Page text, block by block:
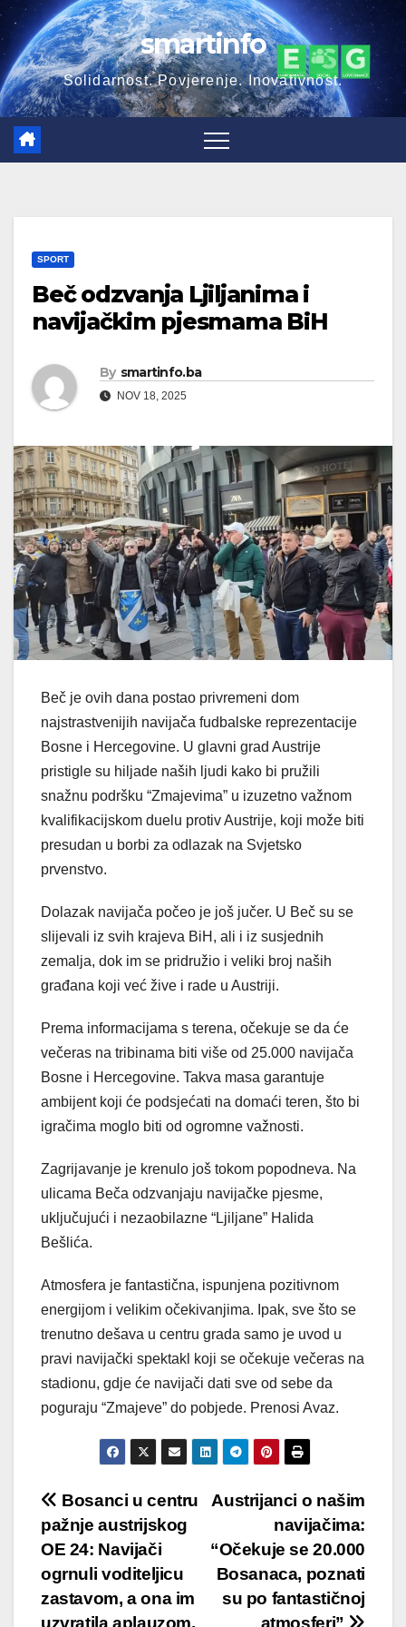
Skip
to
content
smartinfo
Solidarnost. Povjerenje. Inovativnost.
SPORT
Beč odzvanja Ljiljanima i
navijačkim pjesmama BiH
By smartinfo.ba
NOV 18, 2025
Beč je ovih dana postao privremeni dom
najstrastvenijih navijača fudbalske reprezentacije
Bosne i Hercegovine. U glavni grad Austrije
pristigle su hiljade naših ljudi kako bi pružili
snažnu podršku “Zmajevima” u izuzetno važnom
kvalifikacijskom duelu protiv Austrije, koji može biti
presudan u borbi za odlazak na Svjetsko
prvenstvo.
Dolazak navijača počeo je još jučer. U Beč su se
slijevali iz svih krajeva BiH, ali i iz susjednih
zemalja, dok im se pridružio i veliki broj naših
građana koji već žive i rade u Austriji.
Prema informacijama s terena, očekuje se da će
večeras na tribinama biti više od 25.000 navijača
Bosne i Hercegovine. Takva masa garantuje
ambijent koji će podsjećati na domaći teren, što bi
igračima moglo biti od ogromne važnosti.
Zagrijavanje je krenulo još tokom popodneva. Na
ulicama Beča odzvanjaju navijačke pjesme,
uključujući i nezaobilazne “Ljiljane” Halida
Bešlića.
Atmosfera je fantastična, ispunjena pozitivnom
energijom i velikim očekivanjima. Ipak, sve što se
trenutno dešava u centru grada samo je uvod u
pravi navijački spektakl koji se očekuje večeras na
stadionu, gdje će navijači dati sve od sebe da
poguraju “Zmajeve” do pobjede. Prenosi Avaz.
Post
navigation
Austrijanci o našim
navijačima:
“Očekuje se 20.000
Bosanaca, poznati
su po fantastičnoj
atmosferi”
Bosanci u centru
pažnje austrijskog
OE 24: Navijači
ogrnuli voditeljicu
zastavom, a ona im
uzvratila aplauzom.